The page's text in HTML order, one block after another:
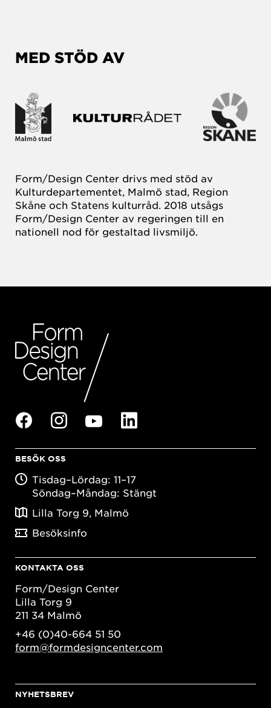
MED STÖD AV
Form/Design Center drivs med stöd av
Kulturdepartementet, Malmö stad, Region
Skåne och Statens kulturråd. 2018 utsågs
Form/Design Center av regeringen till en
nationell nod för gestaltad livsmiljö.
BESÖK OSS
Tisdag–Lördag: 11–17
Söndag–Måndag: Stängt
Lilla Torg 9, Malmö
Besöksinfo
KONTAKTA OSS
Form/Design Center
Lilla Torg 9
211 34 Malmö
+46 (0)40-664 51 50
form@formdesigncenter.com
NYHETSBREV